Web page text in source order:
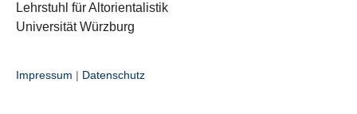
Lehrstuhl für Altorientalistik
Universität Würzburg
Impressum | Datenschutz